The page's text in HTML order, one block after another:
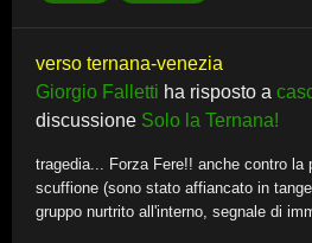
verso ternana-venezia
Giorgio Falletti ha risposto a
discussione Solo la Ternana!
tragedia... Forza Fere!! anche contro la
scuffione (sono stato affiancato in
gruppo nurtrito all'interno, segnale di